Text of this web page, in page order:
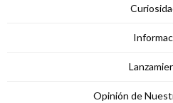
Opinión de